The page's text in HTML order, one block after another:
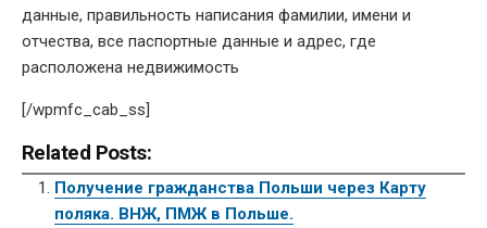
данные, правильность написания фамилии, имени и
отчества, все паспортные данные и адрес, где
расположена недвижимость
[/wpmfc_cab_ss]
Related Posts:
Получение гражданства Польши через Карту
поляка. ВНЖ, ПМЖ в Польше.